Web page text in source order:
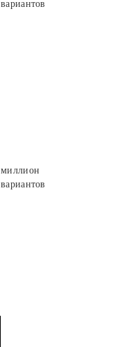
вариантов
миллион
вариантов